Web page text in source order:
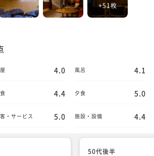
+51枚
4.0 風呂 4.1
4.4 夕食 5.0
・サービス 5.0 施設・設備 4.4
50代後半